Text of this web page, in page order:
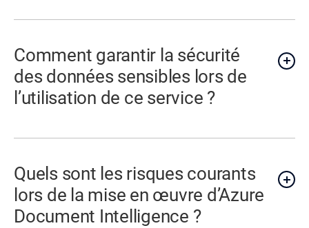
Comment garantir la sécurité
des données sensibles lors de
l’utilisation de ce service ?
Quels sont les risques courants
lors de la mise en œuvre d’Azure
Document Intelligence ?